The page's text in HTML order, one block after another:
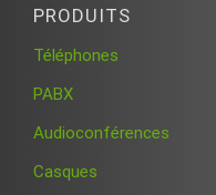
PRODUITS
Téléphones
PABX
Audioconférences
Casques